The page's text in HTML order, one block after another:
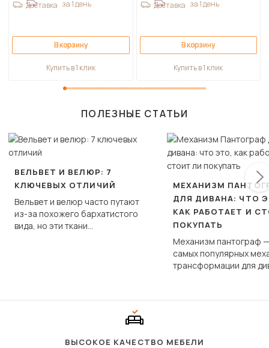
Доставка за 1 день
В корзину
Купить в 1 клик
Доставка за 1 день
В корзину
Купить в 1 клик
ПОЛЕЗНЫЕ СТАТЬИ
ВЕЛЬВЕТ И ВЕЛЮР: 7
КЛЮЧЕВЫХ ОТЛИЧИЙ
Вельвет и велюр часто путают
из-за похожего бархатистого
вида, но эти ткани
МЕХАНИЗМ
ДЛЯ ДИВАНА: ЧТО
КАК РАБОТАЕТ И
ПОКУПАТЬ
Механизм пантограф
самых популярных
трансформации для
сиденье не
дугообразной
ВЫСОКОЕ КАЧЕСТВО МЕБЕЛИ